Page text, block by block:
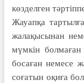
көзделген
Жауапқа
жала­қысынан
мүмкін
босаған немесе
соғатын оқиға